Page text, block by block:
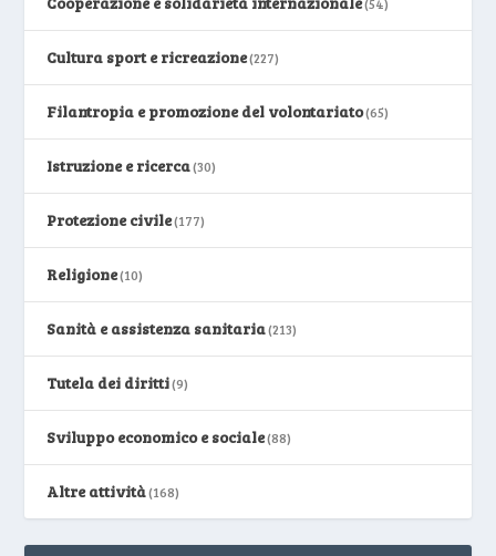
Cultura sport e ricreazione(227)
Filantropia e promozione del volontariato(65)
Istruzione e ricerca(30)
Protezione civile(177)
Religione(10)
Sanità e assistenza sanitaria(213)
Tutela dei diritti(9)
Sviluppo economico e sociale(88)
Altre attività(168)